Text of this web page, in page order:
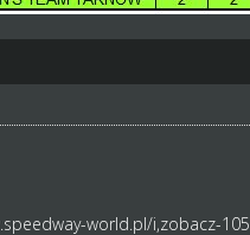
world.pl/i,zobacz-